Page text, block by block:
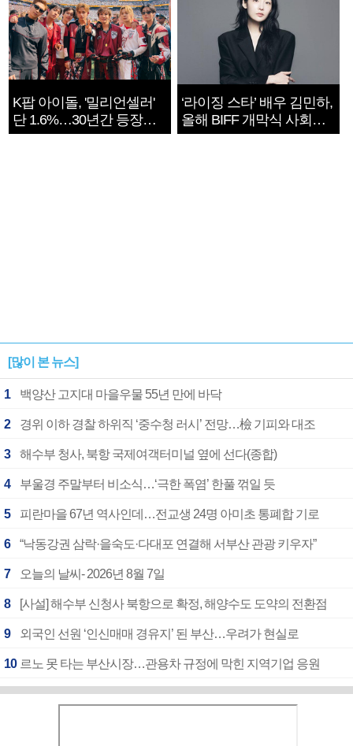
K팝 아이돌, '밀리언셀러'
단 1.6%…30년간 등장
1182개팀 전수조사
‘라이징 스타’ 배우 김민하,
올해 BIFF 개막식 사회자
확정
[많이 본 뉴스]
1 백양산 고지대 마을우물 55년 만에 바닥
2 경위 이하 경찰 하위직 ‘중수청 러시’ 전망…檢 기피와 대조
3 해수부 청사, 북항 국제여객터미널 옆에 선다(종합)
4 부울경 주말부터 비소식…‘극한 폭염’ 한풀 꺾일 듯
5 피란마을 67년 역사인데…전교생 24명 아미초 통폐합 기로
6 “낙동강권 삼락·을숙도·다대포 연결해 서부산 관광 키우자”
7 오늘의 날씨- 2026년 8월 7일
8 [사설] 해수부 신청사 북항으로 확정, 해양수도 도약의 전환점
9 외국인 선원 ‘인신매매 경유지’ 된 부산…우려가 현실로
10 르노 못 타는 부산시장…관용차 규정에 막힌 지역기업 응원